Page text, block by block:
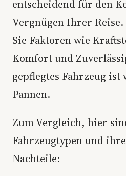
entscheidend für den
Vergnügen Ihrer
Sie Faktoren wie
Komfort und
gepflegtes Fahrzeug
Pannen.
Zum Vergleich, hier
Fahrzeugtypen und
Nachteile: